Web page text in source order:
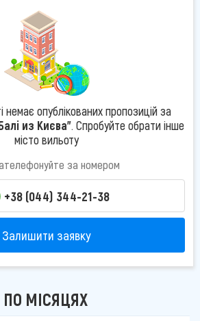
опублікованих пропозицій за
из Києва". Спробуйте обрати інше
місто вильоту
за номером
+38 (044) 344-21-38
Залишити заявку
МІСЯЦЯХ